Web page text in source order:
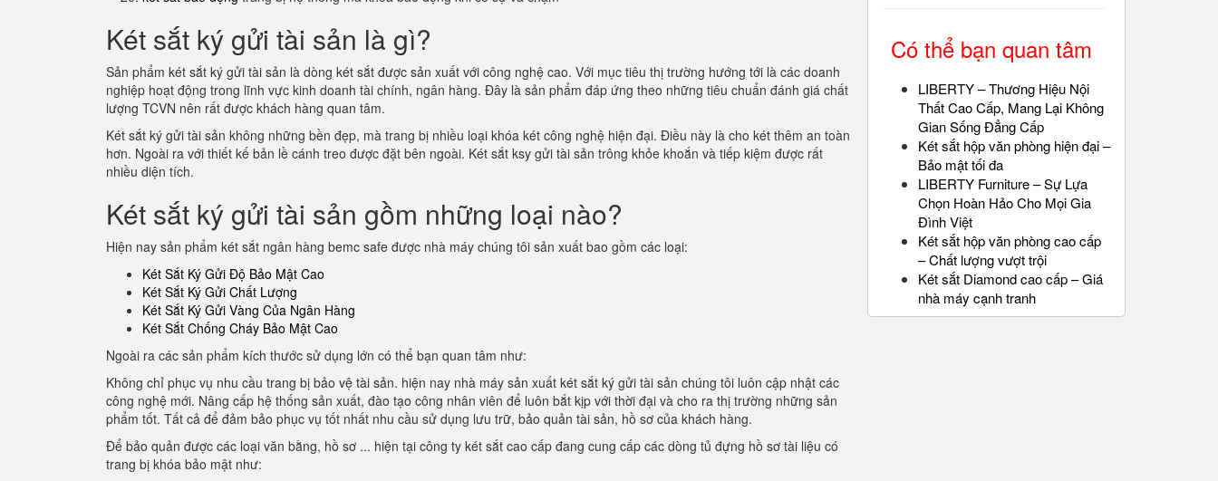
Két sắt ký gửi tài sản là gì?
Sản phẩm két sắt ký gửi tài sản là dòng két sắt được sản xuất với công nghệ cao. Với mục tiêu thị trường hướng tới là các doanh
nghiệp hoạt động trong lĩnh vực kinh doanh tài chính, ngân hàng. Đây là sản phẩm đáp ứng theo những tiêu chuẩn đánh giá chất
lượng TCVN nên rất được khách hàng quan tâm.
Két sắt ký gửi tài sản không những bền đẹp, mà trang bị nhiều loại khóa két công nghệ hiện đại. Điều này là cho két thêm an toàn
hơn. Ngoài ra với thiết kế bản lề cánh treo được đặt bên ngoài. Két sắt ksy gửi tài sản trông khỏe khoắn và tiếp kiệm được rất
nhiều diện tích.
Két sắt ký gửi tài sản gồm những loại nào?
Hiện nay sản phẩm két sắt ngân hàng bemc safe được nhà máy chúng tôi sản xuất bao gồm các loại:
Két Sắt Ký Gửi Độ Bảo Mật Cao
Két Sắt Ký Gửi Chất Lượng
Két Sắt Ký Gửi Vàng Của Ngân Hàng
Két Sắt Chống Cháy Bảo Mật Cao
Ngoài ra các sản phẩm kích thước sử dụng lớn có thể bạn quan tâm như:
Không chỉ phục vụ nhu cầu trang bị bảo vệ tài sản. hiện nay nhà máy sản xuất két sắt ký gửi tài sản chúng tôi luôn cập nhật các
công nghệ mới. Nâng cấp hệ thống sản xuất, đào tạo công nhân viên để luôn bắt kịp với thời đại và cho ra thị trường những sản
phẩm tốt. Tất cả để đảm bảo phục vụ tốt nhất nhu cầu sử dụng lưu trữ, bảo quản tài sản, hồ sơ của khách hàng.
Để bảo quản được các loại văn bằng, hồ sơ ... hiện tại công ty két sắt cao cấp đang cung cấp các dòng tủ đựng hồ sơ tài liệu có
trang bị khóa bảo mật như:
Có thể bạn quan tâm
LIBERTY – Thương Hiệu Nội
Thất Cao Cấp, Mang Lại Không
Gian Sống Đẳng Cấp
Két sắt hộp văn phòng hiện đại –
Bảo mật tối đa
LIBERTY Furniture – Sự Lựa
Chọn Hoàn Hảo Cho Mọi Gia
Đình Việt
Két sắt hộp văn phòng cao cấp
– Chất lượng vượt trội
Két sắt Diamond cao cấp – Giá
nhà máy cạnh tranh